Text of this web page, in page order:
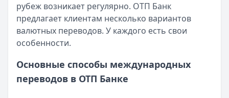
рубеж возникает регулярно. ОТП Банк
предлагает клиентам несколько вариантов
валютных переводов. У каждого есть свои
особенности.
Основные способы международных
переводов в ОТП Банке